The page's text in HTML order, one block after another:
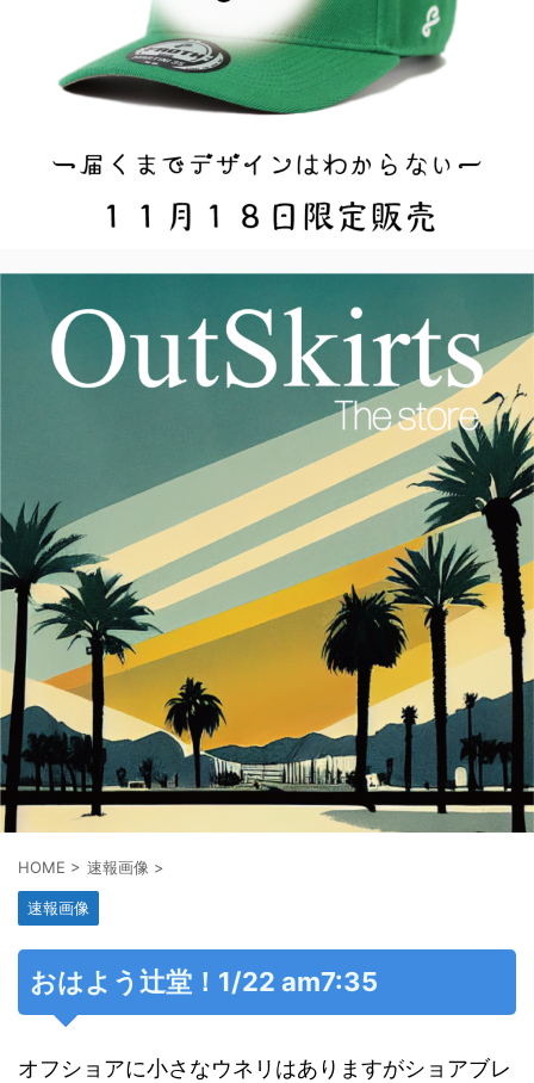
HOME > 速報画像 >
速報画像
おはよう辻堂！1/22 am7:35
オフショアに小さなウネリはありますがショアブレ